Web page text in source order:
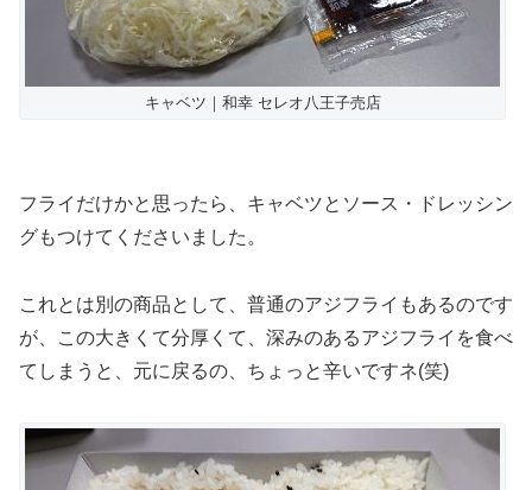
キャベツ｜和幸 セレオ八王子売店
フライだけかと思ったら、キャベツとソース・ドレッシン
グもつけてくださいました。
これとは別の商品として、普通のアジフライもあるのです
が、この大きくて分厚くて、深みのあるアジフライを食べ
てしまうと、元に戻るの、ちょっと辛いですネ(笑)